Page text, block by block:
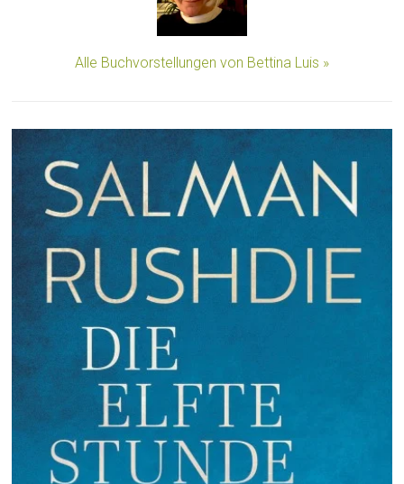
Alle Buchvorstellungen von Bettina Luis »